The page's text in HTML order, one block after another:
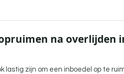
na overlijden
lastig zijn om een inboedel op te